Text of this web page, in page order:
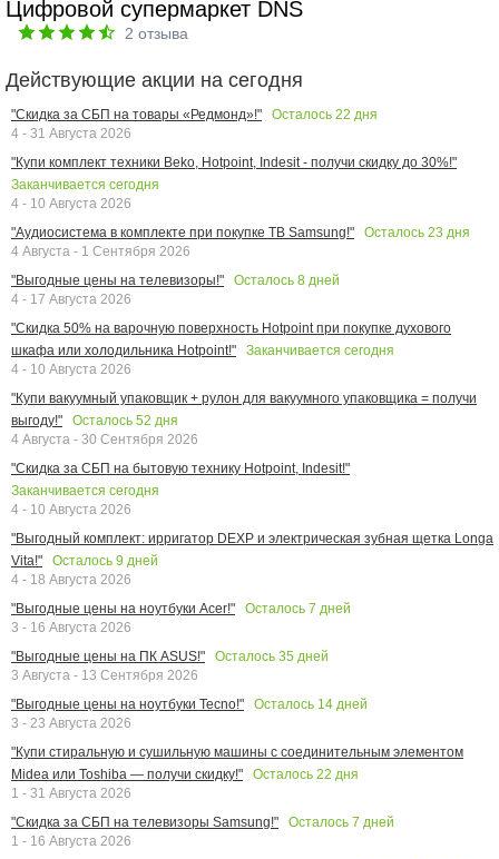
Цифровой супермаркет DNS
2 отзыва
Действующие акции на сегодня
"Скидка за СБП на товары «Редмонд»!" Осталось 22 дня
4 - 31 Августа 2026
"Купи комплект техники Beko, Hotpoint, Indesit - получи скидку до 30%!"
Заканчивается сегодня
4 - 10 Августа 2026
"Аудиосистема в комплекте при покупке ТВ Samsung!"
Осталось 23 дня
4 Августа - 1 Сентября 2026
"Выгодные цены на телевизоры!"
Осталось 8 дней
4 - 17 Августа 2026
"Скидка 50% на варочную поверхность Hotpoint при покупке духового
шкафа или холодильника Hotpoint!"
Заканчивается сегодня
4 - 10 Августа 2026
"Купи вакуумный упаковщик + рулон для вакуумного упаковщика = получи
выгоду!"
Осталось 52 дня
4 Августа - 30 Сентября 2026
"Скидка за СБП на бытовую технику Hotpoint, Indesit!"
Заканчивается сегодня
4 - 10 Августа 2026
"Выгодный комплект: ирригатор DEXP и электрическая зубная щетка Longa
Vita!"
Осталось 9 дней
4 - 18 Августа 2026
"Выгодные цены на ноутбуки Acer!"
Осталось 7 дней
3 - 16 Августа 2026
"Выгодные цены на ПК ASUS!"
Осталось 35 дней
3 Августа - 13 Сентября 2026
"Выгодные цены на ноутбуки Tecno!"
Осталось 14 дней
3 - 23 Августа 2026
"Купи стиральную и сушильную машины с соединительным элементом
Midea или Toshiba — получи скидку!"
Осталось 22 дня
1 - 31 Августа 2026
"Скидка за СБП на телевизоры Samsung!"
Осталось 7 дней
1 - 16 Августа 2026